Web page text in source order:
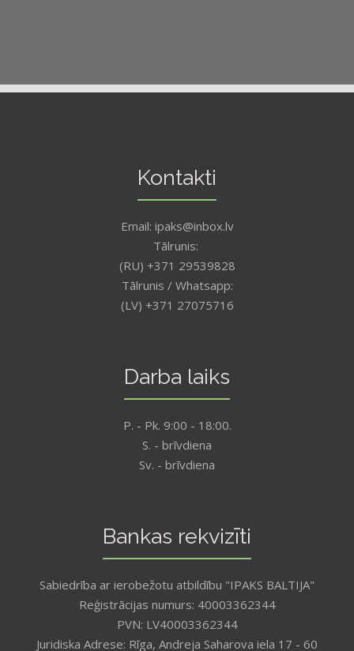
Kontakti
Email: ipaks@inbox.lv
Tālrunis:
(RU) +371 29539828
Tālrunis / Whatsapp:
(LV) +371 27075716
Darba laiks
P. - Pk. 9:00 - 18:00.
S. - brīvdiena
Sv. - brīvdiena
Bankas rekvizīti
Sabiedrība ar ierobežotu atbildību "IPAKS BALTIJA"
Reģistrācijas numurs: 40003362344
PVN: LV40003362344
Juridiska Adrese: Rīga, Andreja Saharova iela 17 - 60